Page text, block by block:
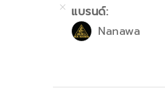
แบรนด์
Nanawa